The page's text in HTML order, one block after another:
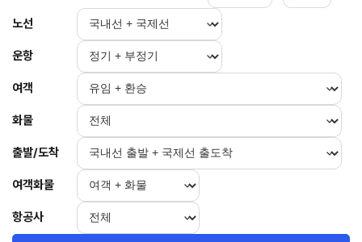
노선
운항
여객
화물
출발/도착
여객화물
항공사